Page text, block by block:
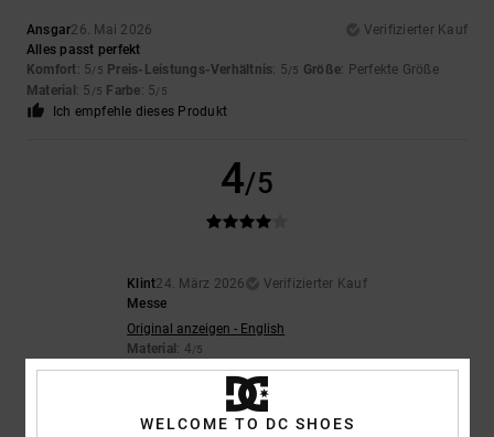
Ansgar26. Mai 2026
Verifizierter Kauf
Alles passt perfekt
Komfort: 5/5 Preis-Leistungs-Verhältnis: 5/5 Größe: Perfekte Größe
Material : 5 /5 Farbe: 5/5
Ich empfehle dieses Produkt
4/5
Klint24. März 2026
Verifizierter Kauf
Messe
Original anzeigen - English
Material : 4/5
Ich empfehle dieses Produkt
WELCOME TO DC SHOES